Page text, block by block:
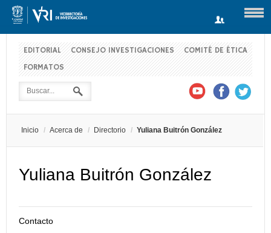
EDITORIAL CONSEJO INVESTIGACIONES
COMITÉ DE ÉTICA
FORMATOS
Inicio / Acerca de / Directorio / Yuliana Buitrón González
Yuliana Buitrón González
Contacto
Usuario
Log in with Facebook
¿Recordar contraseña?